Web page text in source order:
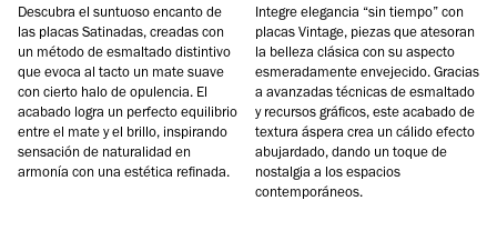
Descubra el suntuoso encanto de
las placas Satinadas, creadas con
un método de esmaltado distintivo
que evoca al tacto un mate suave
con cierto halo de opulencia. El
acabado logra un perfecto equilibrio
entre el mate y el brillo, inspirando
sensación de naturalidad en
armonía con una estética refinada.
Integre elegancia “sin tiempo” con
placas Vintage, piezas que atesoran
la belleza clásica con su aspecto
esmeradamente envejecido. Gracias
a avanzadas técnicas de esmaltado
y recursos gráficos, este acabado de
textura áspera crea un cálido efecto
abujardado, dando un toque de
nostalgia a los espacios
contemporáneos.